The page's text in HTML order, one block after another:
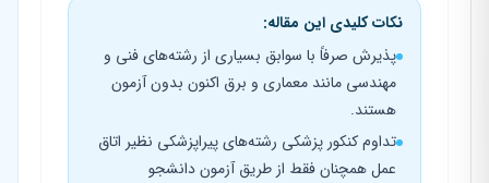
نکات کلیدی این مقاله:
پذیرش صرفاً با سوابق بسیاری از رشته‌های فنی و
مهندسی مانند معماری و برق اکنون بدون آزمون
هستند.
تداوم کنکور پزشکی رشته‌های پیراپزشکی نظیر اتاق
عمل همچنان فقط از طریق آزمون دانشجو